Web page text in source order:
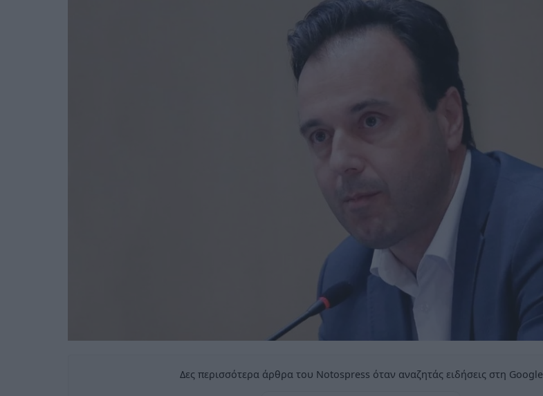
Δες περισσότερα άρθρα του Notospress όταν αναζητάς ειδήσεις στη Google